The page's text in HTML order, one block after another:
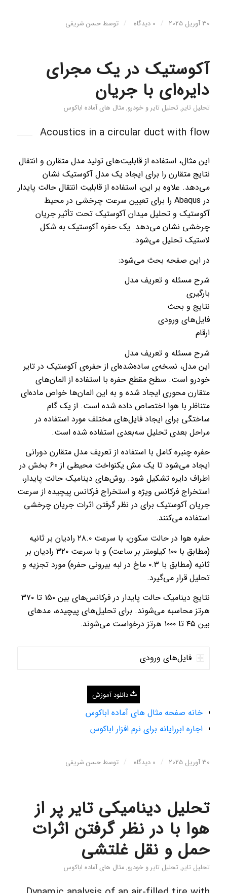
30 آوریل 2025 / 0 دیدگاه / توسطحسن شریفی
آکوستیک در یک مجرای
دایره‌ای با جریان
تحلیل تایر, تحلیل تایر و خودرو, مثال های آماده اباکوس
Acoustics in a circular duct with flow
این مثال، استفاده از قابلیت‌های تولید مدل متقارن و انتقال
نتایج متقارن را برای ایجاد یک مدل آکوستیک نشان
می‌دهد. علاوه بر این، استفاده از قابلیت انتقال حالت پایدار
در Abaqus را برای تعیین سرعت چرخشی در محیط
آکوستیک و تحلیل میدان آکوستیک تحت تأثیر جریان
چرخشی نشان می‌دهد. یک حفره آکوستیک به شکل
لاستیک تحلیل می‌شود.
در این صفحه بحث می‌شود:
شرح مسئله و تعریف مدل
بارگیری
نتایج و بحث
فایل‌های ورودی
ارقام
شرح مسئله و تعریف مدل
این مدل، نسخه‌ی ساده‌شده‌ای از حفره‌ی آکوستیک در تایر
خودرو است. سطح مقطع حفره با استفاده از المان‌های
متقارن محوری ایجاد شده و به این المان‌ها خواص ماده‌ای
متناظر با هوا اختصاص داده شده است. از یک گام
ساختگی برای ایجاد فایل‌های مختلف مورد استفاده در
مراحل بعدی تحلیل سه‌بعدی استفاده شده است.
حفره چنبره کامل با استفاده از تعریف مدل متقارن دورانی
ایجاد می‌شود تا یک مش یکنواخت محیطی از 60 بخش در
اطراف دایره تشکیل شود. روش‌های دینامیک حالت پایدار،
استخراج فرکانس ویژه و استخراج فرکانس پیچیده از سرعت
جریان آکوستیک برای در نظر گرفتن اثرات جریان چرخشی
استفاده می‌کنند.
حفره هوا در حالت سکون، با سرعت ۲۸.۰ رادیان بر ثانیه
(مطابق با ۱۰۰ کیلومتر بر ساعت) و با سرعت ۳۲۰ رادیان بر
ثانیه (مطابق با ۰.۳ ماخ در لبه بیرونی حفره) مورد تجزیه و
تحلیل قرار می‌گیرد.
نتایج دینامیک حالت پایدار در فرکانس‌های بین ۱۵۰ تا ۳۷۰
هرتز محاسبه می‌شوند. برای تحلیل‌های پیچیده، مدهای
بین ۴۵ تا ۱۰۰۰ هرتز درخواست می‌شوند.
فایل‌های ورودی
دانلود آموزش
خانه صفحه مثال های آماده اباکوس
اجاره ابررایانه برای نرم افزار اباکوس
30 آوریل 2025 / 0 دیدگاه / توسطحسن شریفی
تحلیل دینامیکی تایر پر از
هوا با در نظر گرفتن اثرات
حمل و نقل غلتشی
تحلیل تایر, تحلیل تایر و خودرو, مثال های آماده اباکوس